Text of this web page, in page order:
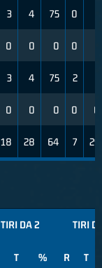
3 4 75 0
0 0 0 0
3 4 75 2
0 0 0 0 0
18 28 64 7 29
TIRI DA 2 TIRI
T % R T